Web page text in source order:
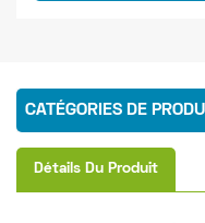
CATÉGORIES DE
Détails Du Produit